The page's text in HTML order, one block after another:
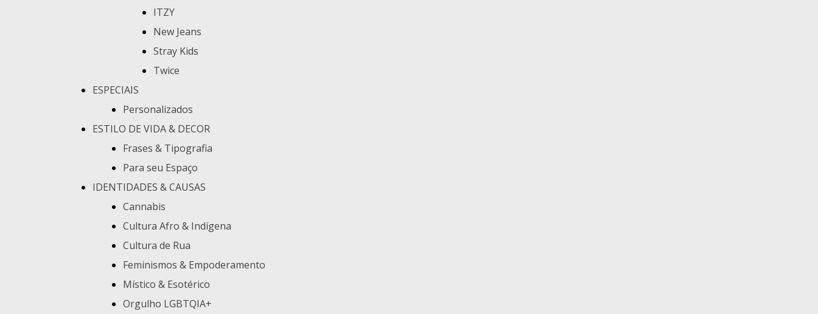
ITZY
New Jeans
Stray Kids
Twice
ESPECIAIS
Personalizados
ESTILO DE VIDA & DECOR
Frases & Tipografia
Para seu Espaço
IDENTIDADES & CAUSAS
Cannabis
Cultura Afro & Indígena
Cultura de Rua
Feminismos & Empoderamento
Místico & Esotérico
Orgulho LGBTQIA+